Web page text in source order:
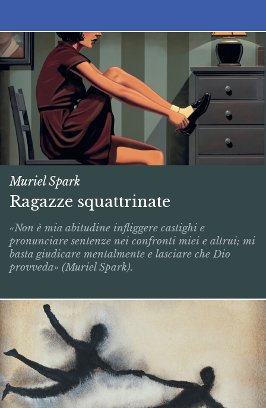
Muriel Spark
Ragazze squattrinate
«Non è mia abitudine infliggere castighi e
pronunciare sentenze nei confronti miei e altrui; mi
basta giudicare mentalmente e lasciare che Dio
provveda» (Muriel Spark).